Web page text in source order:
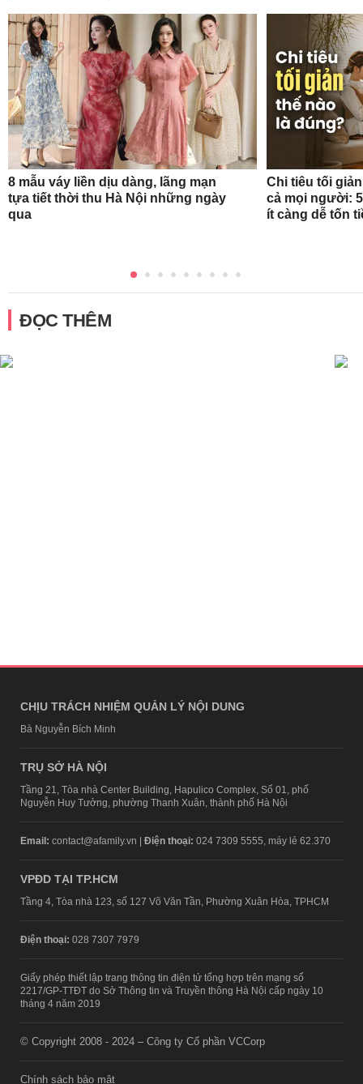
8 mẫu váy liền dịu dàng, lãng mạn
tựa tiết thời thu Hà Nội những ngày
qua
Chi tiêu tối
cả mọi người:
ít càng dễ tốn
ĐỌC THÊM
CHỊU TRÁCH NHIỆM QUẢN LÝ NỘI DUNG
Bà Nguyễn Bích Minh
TRỤ SỞ HÀ NỘI
Tầng 21, Tòa nhà Center Building, Hapulico Complex, Số 01, phố
Nguyễn Huy Tưởng, phường Thanh Xuân, thành phố Hà Nội
Email: contact@afamily.vn | Điện thoại: 024 7309 5555, máy lẻ 62.370
VPĐD TẠI TP.HCM
Tầng 4, Tòa nhà 123, số 127 Võ Văn Tần, Phường Xuân Hòa, TPHCM
Điện thoại: 028 7307 7979
Giấy phép thiết lập trang thông tin điện tử tổng hợp trên mạng số
2217/GP-TTĐT do Sở Thông tin và Truyền thông Hà Nội cấp ngày 10
tháng 4 năm 2019
© Copyright 2008 - 2024 – Công ty Cổ phần VCCorp
Chính sách bảo mật